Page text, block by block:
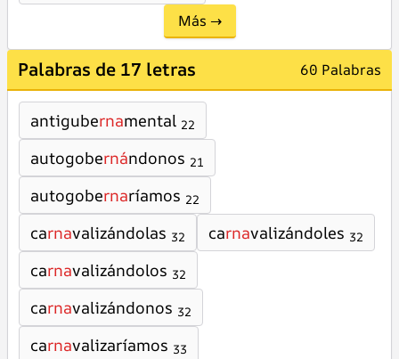
Más →
Palabras de 17 letras 60 Palabras
antigubernamental 22
autogobernándonos 21
autogobernaríamos 22
carnavalizándolas 32 carnavalizándoles 32
carnavalizándolos 32
carnavalizándonos 32
carnavalizaríamos 33